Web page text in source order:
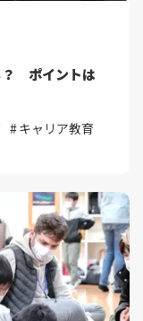
？ ポイントは
キャリア教育